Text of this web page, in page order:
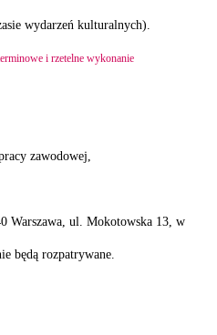
wydarzeń kulturalnych).
i rzetelne wykonanie
zawodowej,
Warszawa, ul. Mokotowska 13, w
będą rozpatrywane.